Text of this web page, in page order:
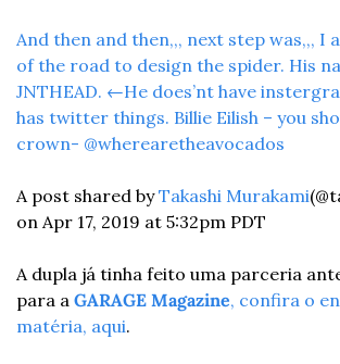
And then and then,,, next step was,,, I
of the road to design the spider. His
JNTHEAD. ←He does’nt have
has twitter things. Billie Eilish – you
crown- @wherearetheavocados
A post shared by Takashi Murakami
on Apr 17, 2019 at 5:32pm PDT
A dupla já tinha feito uma parceria
para a GARAGE Magazine, confira o
matéria, aqui.